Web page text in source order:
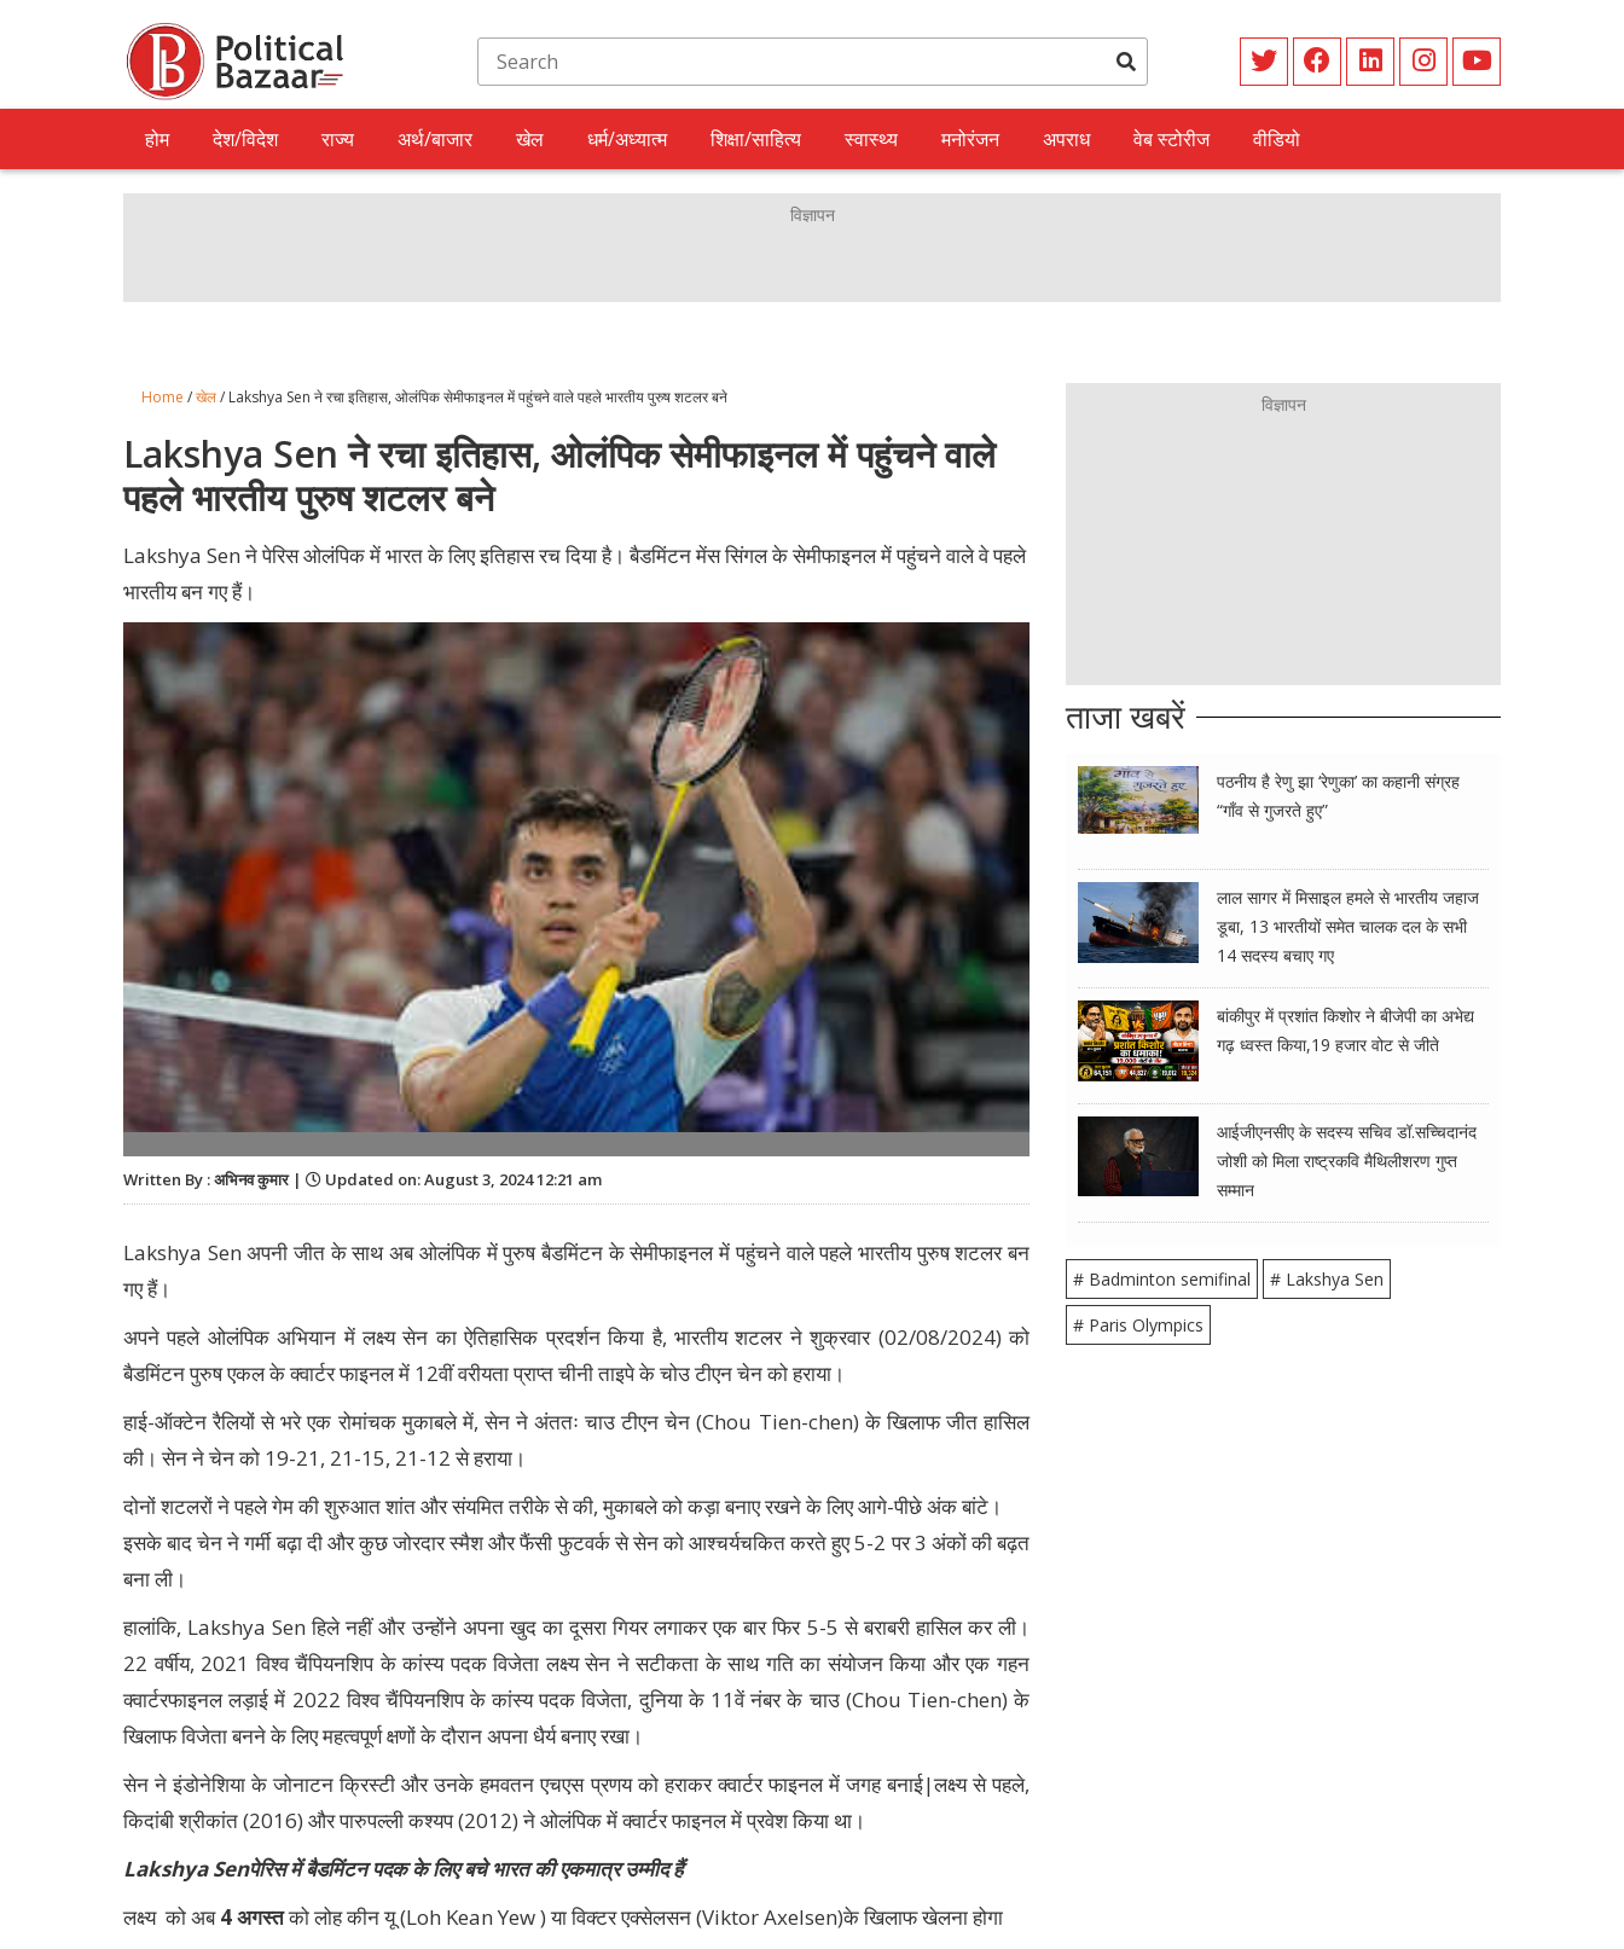
होम देश/विदेश राज्य अर्थ/बाजार खेल धर्म/अध्यात्म शिक्षा/साहित्य स्वास्थ्य मनोरंजन अपराध वेब स्टोरीज वीडियो
Home /खेल/ Lakshya Sen ने रचा इतिहास, ओलंपिक सेमीफाइनल में पहुंचने वाले पहले भारतीय पुरुष शटलर बने
Lakshya Sen ने रचा इतिहास, ओलंपिक सेमीफाइनल में पहुंचने वाले
पहले भारतीय पुरुष शटलर बने
Lakshya Sen ने पेरिस ओलंपिक में भारत के लिए इतिहास रच दिया है। बैडमिंटन मेंस सिंगल के सेमीफाइनल में पहुंचने वाले वे पहले
भारतीय बन गए हैं।
Written By : अभिनव कुमार | Updated on: August 3, 2024 12:21 am
Lakshya Sen अपनी जीत के साथ अब ओलंपिक में पुरुष बैडमिंटन के सेमीफाइनल में पहुंचने वाले पहले भारतीय पुरुष शटलर बन
गए हैं।
अपने पहले ओलंपिक अभियान में लक्ष्य सेन का ऐतिहासिक प्रदर्शन किया है, भारतीय शटलर ने शुक्रवार (02/08/2024) को
बैडमिंटन पुरुष एकल के क्वार्टर फाइनल में 12वीं वरीयता प्राप्त चीनी ताइपे के चोउ टीएन चेन को हराया।
हाई-ऑक्टेन रैलियों से भरे एक रोमांचक मुकाबले में, सेन ने अंततः चाउ टीएन चेन (Chou Tien-chen) के खिलाफ जीत हासिल
की। सेन ने चेन को 19-21, 21-15, 21-12 से हराया।
दोनों शटलरों ने पहले गेम की शुरुआत शांत और संयमित तरीके से की, मुकाबले को कड़ा बनाए रखने के लिए आगे-पीछे अंक बांटे।
इसके बाद चेन ने गर्मी बढ़ा दी और कुछ जोरदार स्मैश और फैंसी फुटवर्क से सेन को आश्चर्यचकित करते हुए 5-2 पर 3 अंकों की बढ़त
बना ली।
हालांकि, Lakshya Sen हिले नहीं और उन्होंने अपना खुद का दूसरा गियर लगाकर एक बार फिर 5-5 से बराबरी हासिल कर ली।
22 वर्षीय, 2021 विश्व चैंपियनशिप के कांस्य पदक विजेता लक्ष्य सेन ने सटीकता के साथ गति का संयोजन किया और एक गहन
क्वार्टरफाइनल लड़ाई में 2022 विश्व चैंपियनशिप के कांस्य पदक विजेता, दुनिया के 11वें नंबर के चाउ (Chou Tien-chen) के
खिलाफ विजेता बनने के लिए महत्वपूर्ण क्षणों के दौरान अपना धैर्य बनाए रखा।
सेन ने इंडोनेशिया के जोनाटन क्रिस्टी और उनके हमवतन एचएस प्रणय को हराकर क्वार्टर फाइनल में जगह बनाई|लक्ष्य से पहले,
किदांबी श्रीकांत (2016) और पारुपल्ली कश्यप (2012) ने ओलंपिक में क्वार्टर फाइनल में प्रवेश किया था।
Lakshya Senपेरिस में बैडमिंटन पदक के लिए बचे भारत की एकमात्र उम्मीद हैं
लक्ष्य को अब4 अगस्तको लोह कीन यू (Loh Kean Yew ) या विक्टर एक्सेलसन (Viktor Axelsen)के खिलाफ खेलना होगा
ताजा खबरें
पठनीय है रेणु झा ‘रेणुका’ का कहानी संग्रह
“गाँव से गुजरते हुए”
लाल सागर में मिसाइल हमले से भारतीय जहाज
डूबा, 13 भारतीयों समेत चालक दल के सभी
14 सदस्य बचाए गए
बांकीपुर में प्रशांत किशोर ने बीजेपी का अभेद्य
गढ़ ध्वस्त किया,19 हजार वोट से जीते
आईजीएनसीए के सदस्य सचिव डॉ.सच्चिदानंद
जोशी को मिला राष्ट्रकवि मैथिलीशरण गुप्त
सम्मान
# Badminton semifinal
# Lakshya Sen
# Paris Olympics